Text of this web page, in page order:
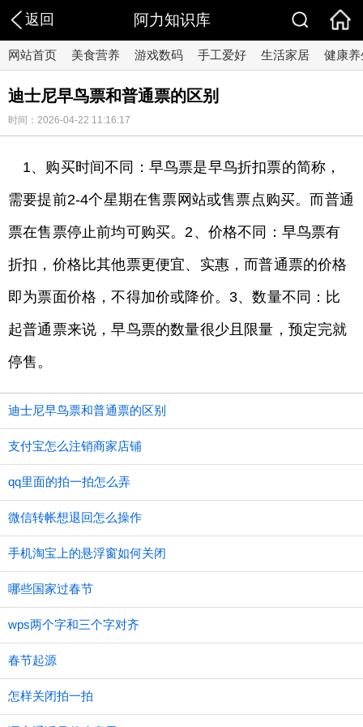
返回 阿力知识库
网站首页 美食营养 游戏数码 手工爱好 生活家居 健康养
迪士尼早鸟票和普通票的区别
时间：2026-04-22 11:16:17
1、购买时间不同：早鸟票是早鸟折扣票的简称，
需要提前2-4个星期在售票网站或售票点购买。而普通
票在售票停止前均可购买。2、价格不同：早鸟票有
折扣，价格比其他票更便宜、实惠，而普通票的价格
即为票面价格，不得加价或降价。3、数量不同：比
起普通票来说，早鸟票的数量很少且限量，预定完就
停售。
迪士尼早鸟票和普通票的区别
支付宝怎么注销商家店铺
qq里面的拍一拍怎么弄
微信转帐想退回怎么操作
手机淘宝上的悬浮窗如何关闭
哪些国家过春节
wps两个字和三个字对齐
春节起源
怎样关闭拍一拍